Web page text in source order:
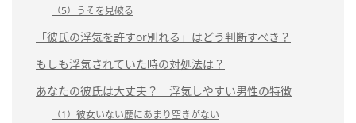
（5）うそを見破る
「彼氏の浮気を許すor別れる」はどう判断すべき？
もしも浮気されていた時の対処法は？
あなたの彼氏は大丈夫？ 浮気しやすい男性の特徴
（1）彼女いない歴にあまり空きがない